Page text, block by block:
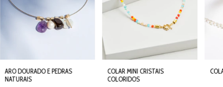
ARO DOURADO E PEDRAS
NATURAIS
COLAR MINI CRISTAIS
COLORIDOS